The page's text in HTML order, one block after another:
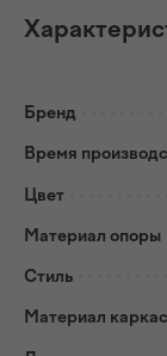
Бренд
Время
Цвет
Материал опоры
Стиль
Материал